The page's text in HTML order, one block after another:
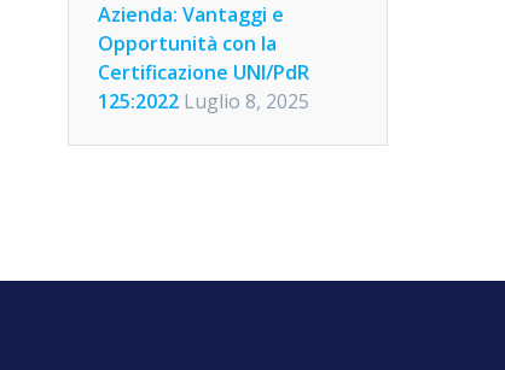
Azienda: Vantaggi e
Opportunità con la
Certificazione UNI/PdR
125:2022 Luglio 8, 2025